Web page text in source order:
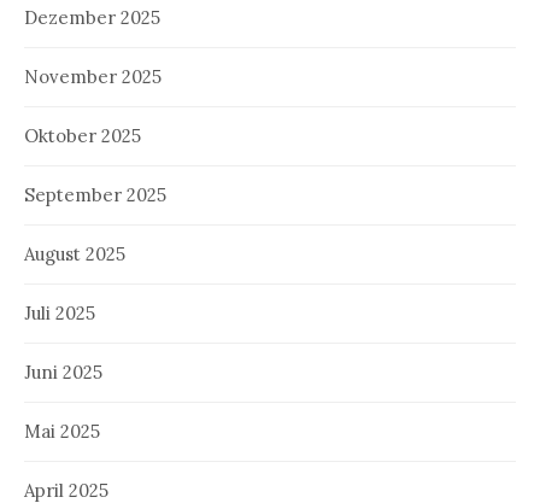
Dezember 2025
November 2025
Oktober 2025
September 2025
August 2025
Juli 2025
Juni 2025
Mai 2025
April 2025